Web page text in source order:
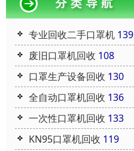
专业回收二手口罩机 139
废旧口罩机回收 108
口罩生产设备回收 130
全自动口罩机回收 136
一次性口罩机回收 133
KN95口罩机回收 119